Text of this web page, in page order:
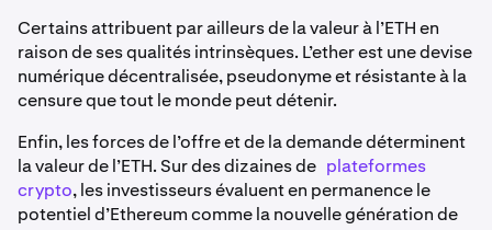
Certains attribuent par ailleurs de la valeur à l’ETH en
raison de ses qualités intrinsèques. L’ether est une devise
numérique décentralisée, pseudonyme et résistante à la
censure que tout le monde peut détenir.
Enfin, les forces de l’offre et de la demande déterminent
la valeur de l’ETH. Sur des dizaines de plateformes
crypto, les investisseurs évaluent en permanence le
potentiel d’Ethereum comme la nouvelle génération de